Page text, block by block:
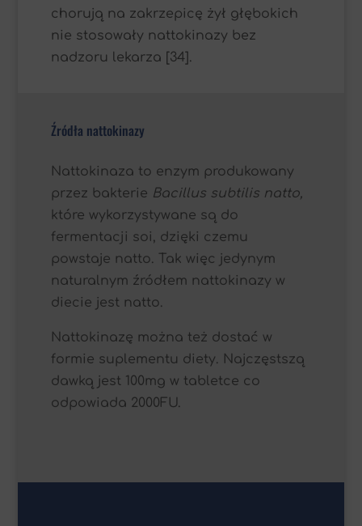
chorują na zakrzepicę żył głębokich
nie stosowały nattokinazy bez
nadzoru lekarza [34].
Źródła nattokinazy
Nattokinaza to enzym produkowany
przez bakterie Bacillus subtilis natto,
które wykorzystywane są do
fermentacji soi, dzięki czemu
powstaje natto. Tak więc jedynym
naturalnym źródłem nattokinazy w
diecie jest natto.
Nattokinazę można też dostać w
formie suplementu diety. Najczęstszą
dawką jest 100mg w tabletce co
odpowiada 2000FU.